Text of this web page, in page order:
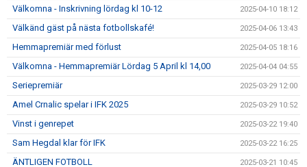
Välkomna - Inskrivning lördag kl 10-12 2025-04-10 18:12
Välkänd gäst på nästa fotbollskafé! 2025-04-06 13:43
Hemmapremiär med förlust 2025-04-05 18:16
Välkomna - Hemmapremiär Lördag 5 April kl 14,00 2025-04-04 04:55
Seriepremiär 2025-03-29 12:00
Amel Crnalic spelar i IFK 2025 2025-03-29 10:52
Vinst i genrepet 2025-03-22 19:40
Sam Hegdal klar för IFK 2025-03-22 16:25
ÄNTLIGEN FOTBOLL 2025-03-21 10:45